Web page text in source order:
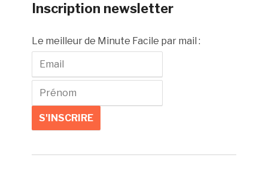
Inscription newsletter
Le meilleur de Minute Facile par mail :